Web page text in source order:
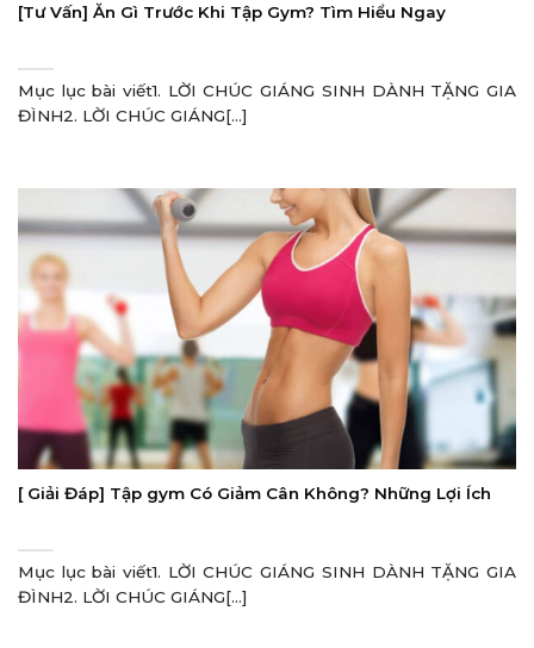
[Tư Vấn] Ăn Gì Trước Khi Tập Gym? Tìm Hiểu Ngay
Mục lục bài viết1. LỜI CHÚC GIÁNG SINH DÀNH TẶNG GIA
ĐÌNH2. LỜI CHÚC GIÁNG[...]
[ Giải Đáp] Tập gym Có Giảm Cân Không? Những Lợi Ích
Mục lục bài viết1. LỜI CHÚC GIÁNG SINH DÀNH TẶNG GIA
ĐÌNH2. LỜI CHÚC GIÁNG[...]